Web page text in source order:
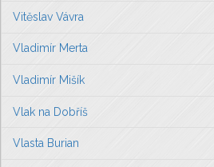
Vitěslav Vávra
Vladimír Merta
Vladimír Mišík
Vlak na Dobříš
Vlasta Burian